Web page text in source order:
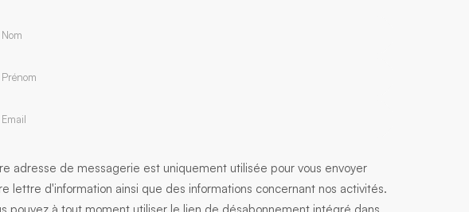
adresse de messagerie est uniquement utilisée pour vous envoyer
lettre d'information ainsi que des informations concernant nos activités.